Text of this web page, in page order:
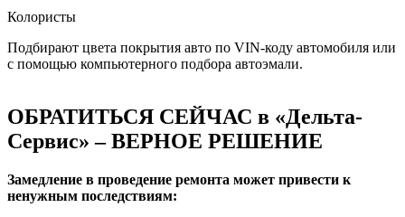
Колористы
Подбирают цвета покрытия авто по VIN-коду автомобиля или
с помощью компьютерного подбора автоэмали.
ОБРАТИТЬСЯ СЕЙЧАС в «Дельта-
Сервис» – ВЕРНОЕ РЕШЕНИЕ
Замедление в проведение ремонта может привести к
ненужным последствиям: